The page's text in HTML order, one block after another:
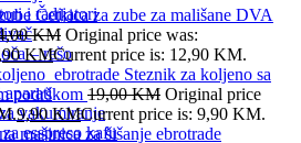
i radijatori
– rešo
vakumiranje
esspreso kafu
Četkica za zube za mališane DVA
KM Original price was:
KMCurrent price is: 12,90 KM.
Steznik za koljeno sa
podrškom 19,00KM Original price
9,90KMCurrent price is: 9,90 KM.